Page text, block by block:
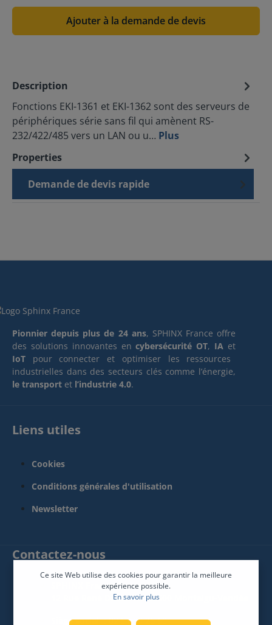
Ajouter à la demande de devis
Description
Fonctions EKI-1361 et EKI-1362 sont des serveurs de
périphériques série sans fil qui amènent RS-
232/422/485 vers un LAN ou u… Plus
Properties
Demande de devis rapide
Pionnier depuis plus de 24 ans, SPHINX France offre
des solutions innovantes encybersécurité OT, IA et
IoT pour connecter et optimiser les ressources
industrielles dans des secteurs clés comme l’énergie,
le transport et l’industrie 4.0.
Liens utiles
Cookies
Conditions générales d'utilisation
Newsletter
Contactez-nous
SPHINX France Connect
12 Rue René Descartes 85600 Montaigu-Vendée
Siège social :02 51 09 26 60
Ce site Web utilise des cookies pour garantir la meilleure
expérience possible.
En savoir plus